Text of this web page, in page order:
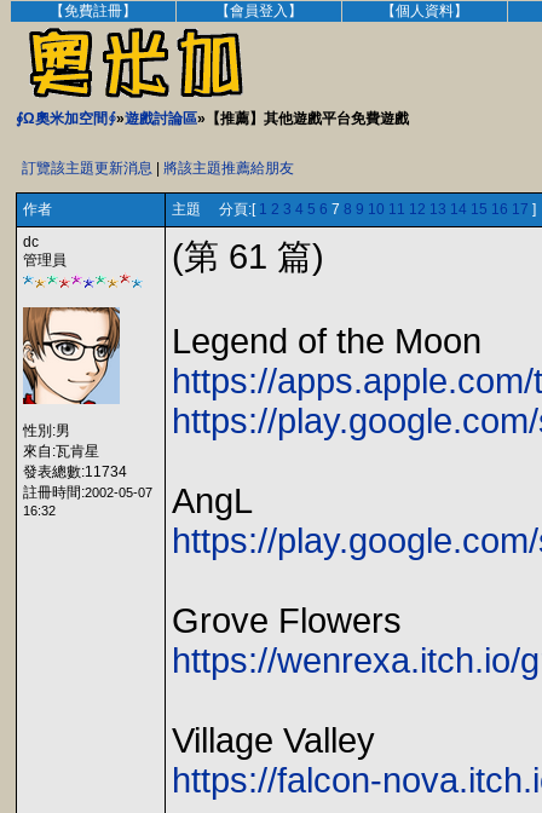
【免費註冊】 【會員登入】 【個人資料】
∮Ω奧米加空間∮»遊戲討論區»【推薦】其他遊戲平台免費遊戲
訂覽該主題更新消息 將該主題推薦給朋友
作者 主題 分頁:[ 1 2 3 4 5 6 7 8 9 10 11 12 13 14 15 16 17 ]
dc
管理員
性別:男
來自:瓦肯星
發表總數:11734
註冊時間:2002-05-07
16:32
(第 61 篇)
Legend of the Moon
https://
https://
AngL
https://
Grove Flowers
https://wenrexa.itch.io/
Village Valley
https://falcon-